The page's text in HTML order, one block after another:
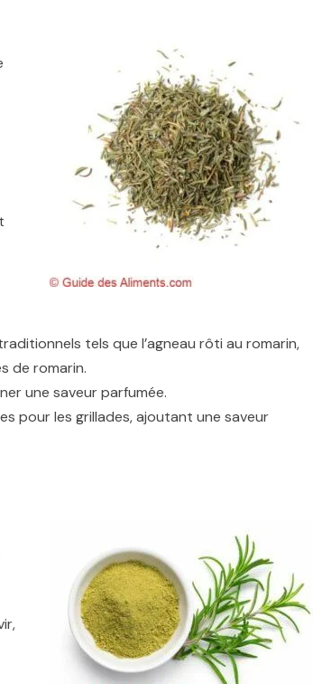
tels que l’agneau rôti au romarin,
de romarin.
une saveur parfumée.
pour les grillades, ajoutant une saveur